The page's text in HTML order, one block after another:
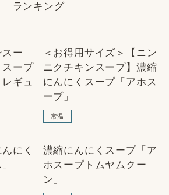
ランキング
スー
ープ
レギュ
SOLD OUT
＜お得用サイズ＞【ニン
ニクチキンスープ】濃縮
にんにくスープ「アホス
ープ」
常温
にく
NEW
SOLD OUT
濃縮にんにくスープ「ア
ホスープトムヤムクー
ン」